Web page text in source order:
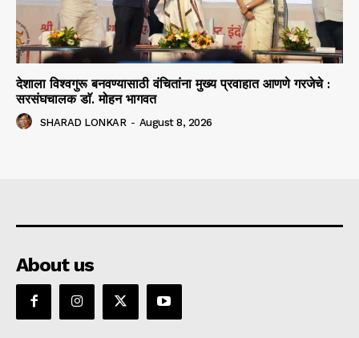
देशाला विश्वगुरू बनवण्यासाठी वंचितांना मुख्य प्रवाहात आणणे गरजेचे :
सरसंघचालक डाॅ. मोहन भागवत
SHARAD LONKAR - August 8, 2026
About us